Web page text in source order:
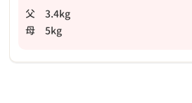
父 3.4kg
母 5kg